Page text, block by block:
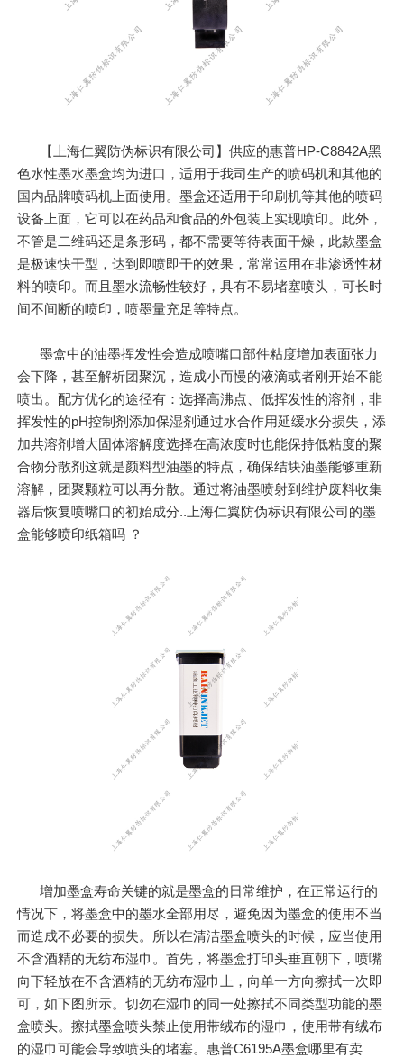
【上海仁翼防伪标识有限公司】供应的惠普HP-C8842A黑
色水性墨水墨盒均为进口，适用于我司生产的喷码机和其他的
国内品牌喷码机上面使用。墨盒还适用于印刷机等其他的喷码
设备上面，它可以在药品和食品的外包装上实现喷印。此外，
不管是二维码还是条形码，都不需要等待表面干燥，此款墨盒
是极速快干型，达到即喷即干的效果，常常运用在非渗透性材
料的喷印。而且墨水流畅性较好，具有不易堵塞喷头，可长时
间不间断的喷印，喷墨量充足等特点。
墨盒中的油墨挥发性会造成喷嘴口部件粘度增加表面张力
会下降，甚至解析团聚沉，造成小而慢的液滴或者刚开始不能
喷出。配方优化的途径有：选择高沸点、低挥发性的溶剂，非
挥发性的pH控制剂添加保湿剂通过水合作用延缓水分损失，添
加共溶剂增大固体溶解度选择在高浓度时也能保持低粘度的聚
合物分散剂这就是颜料型油墨的特点，确保结块油墨能够重新
溶解，团聚颗粒可以再分散。通过将油墨喷射到维护废料收集
器后恢复喷嘴口的初始成分..上海仁翼防伪标识有限公司的墨
盒能够喷印纸箱吗 ？
增加墨盒寿命关键的就是墨盒的日常维护，在正常运行的
情况下，将墨盒中的墨水全部用尽，避免因为墨盒的使用不当
而造成不必要的损失。所以在清洁墨盒喷头的时候，应当使用
不含酒精的无纺布湿巾。首先，将墨盒打印头垂直朝下，喷嘴
向下轻放在不含酒精的无纺布湿巾上，向单一方向擦拭一次即
可，如下图所示。切勿在湿巾的同一处擦拭不同类型功能的墨
盒喷头。擦拭墨盒喷头禁止使用带绒布的湿巾，使用带有绒布
的湿巾可能会导致喷头的堵塞。惠普C6195A墨盒哪里有卖